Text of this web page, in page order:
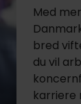
Med
bred
du vil
karriere